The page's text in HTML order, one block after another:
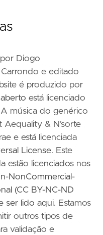
Diogo
e editado
é produzido por
está licenciado
A música do genérico
Aequality & N’sorte
e está licenciada
License. Este
estão licenciados nos
NonCommercial-
(CC BY-NC-ND
ser lido aqui. Estamos
outros tipos de
validação e